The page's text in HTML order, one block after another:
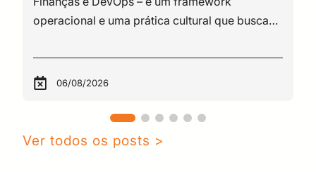
06/08/2026
Ver todos os posts >